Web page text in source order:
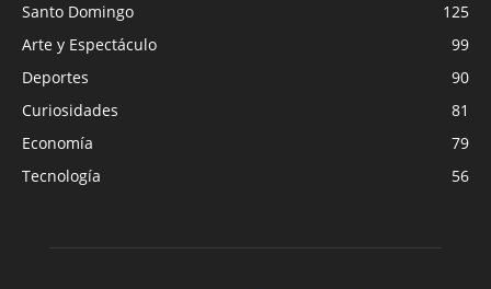
Santo Domingo
125
Arte y Espectáculo
99
Deportes
90
Curiosidades
81
Economía
79
Tecnología
56